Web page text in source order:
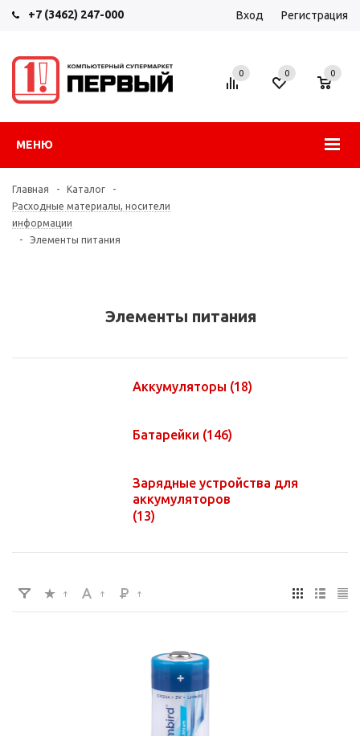
+7 (3462) 247-000 Вход Регистрация
МЕНЮ
0 0 0
Главная - Каталог
-
Расходные материалы, носители
информации
-
Элементы питания
Элементы питания
Аккумуляторы (18)
Батарейки (146)
Зарядные устройства для
аккумуляторов
(13)